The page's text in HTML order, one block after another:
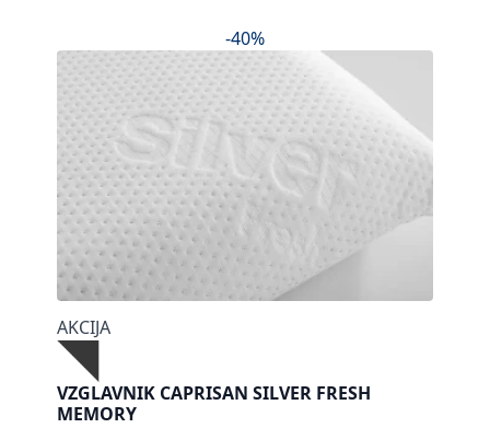
različic.
Možnosti
lahko
izberete
na
strani
izdelka
-40%
AKCIJA
VZGLAVNIK CAPRISAN SILVER FRESH
MEMORY